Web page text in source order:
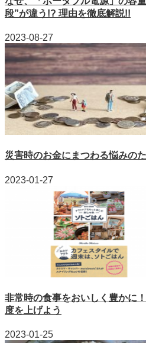
段”が違う!? 理由を徹底解説!!
2023-08-27
災害時のお金にまつわる悩みの
2023-01-27
非常時の食事をおいしく豊かに
度を上げよう
2023-01-25